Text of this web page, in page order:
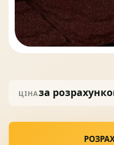
ЦІНАза